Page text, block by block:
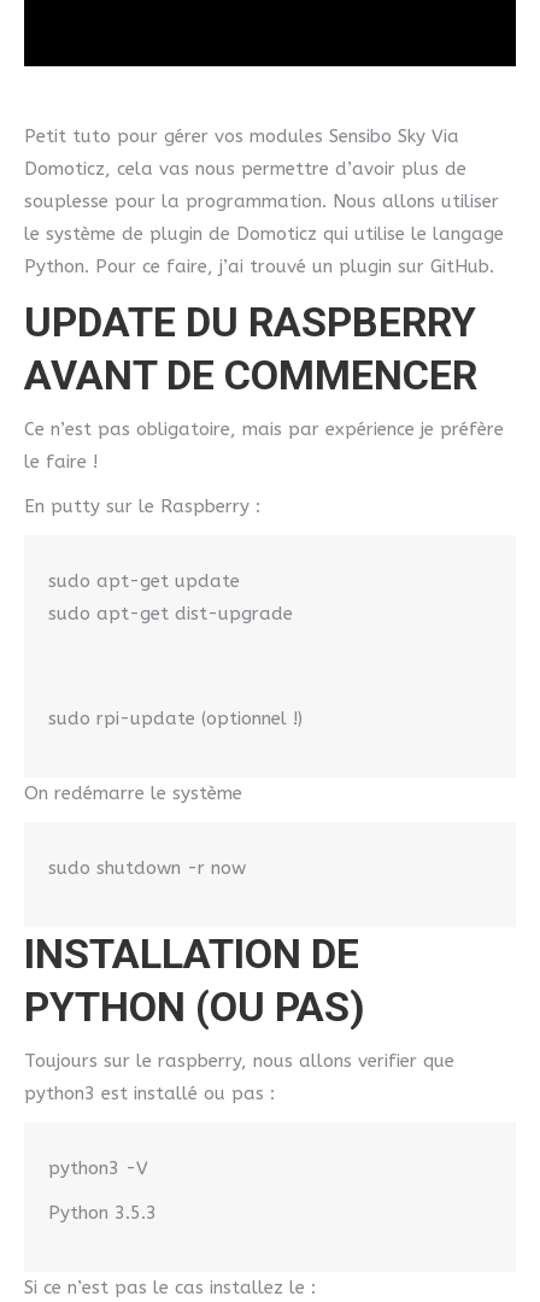
Petit tuto pour gérer vos modules Sensibo Sky Via
Domoticz, cela vas nous permettre d’avoir plus de
souplesse pour la programmation. Nous allons utiliser
le système de plugin de Domoticz qui utilise le langage
Python. Pour ce faire, j’ai trouvé un plugin sur GitHub.
UPDATE DU RASPBERRY
AVANT DE COMMENCER
Ce n’est pas obligatoire, mais par expérience je préfère
le faire !
En putty sur le Raspberry :
sudo apt-get update
sudo apt-get dist-upgrade
sudo rpi-update (optionnel !)
On redémarre le système
sudo shutdown -r now
INSTALLATION DE
PYTHON (OU PAS)
Toujours sur le raspberry, nous allons verifier que
python3 est installé ou pas :
python3 -V
Python 3.5.3
Si ce n’est pas le cas installez le :